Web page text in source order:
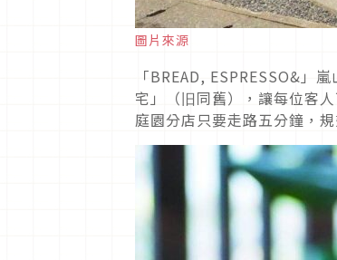
圖片來源
「BREAD, ESPRESSO&」
宅」（旧同舊），讓每位客
庭園分店只要走路五分鐘，